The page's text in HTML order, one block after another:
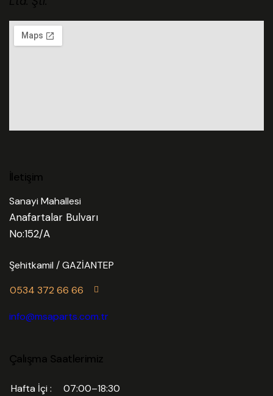
İletişim
Sanayi Mahallesi
Anafartalar Bulvarı
No:152/A
Şehitkamil / GAZİANTEP
0534 372 66 66
info@msaparts.com.tr
Çalışma Saatlerimiz
Hafta İçi :
07:00–18:30